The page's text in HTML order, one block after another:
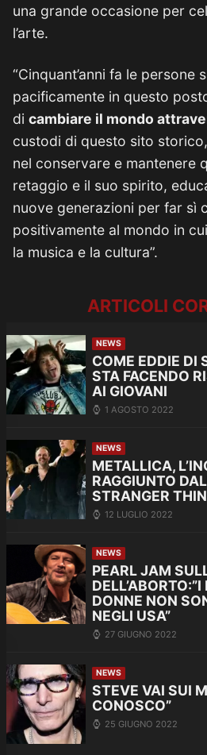
una grande occasione per
l’arte.
“Cinquant’anni fa le persone
pacificamente in questo
di cambiare il mondo
custodi di questo sito
nel conservare e mantenere
retaggio e il suo spirito,
nuove generazioni per far sì
positivamente al mondo in
la musica e la cultura”.
ARTICOLI
NEWS
COME EDDIE DI
STA FACENDO
AI GIOVANI
1 AGOSTO 2022
NEWS
METALLICA,
RAGGIUNTO
STRANGER
12 LUGLIO 2022
NEWS
PEARL JAM
DONNE NON
NEGLI USA”
27 GIUGNO 2022
NEWS
STEVE VAI SUI
CONOSCO”
25 GIUGNO 2022